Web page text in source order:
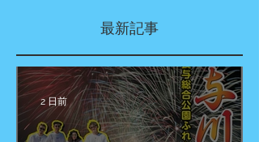
最新記事
2 日前